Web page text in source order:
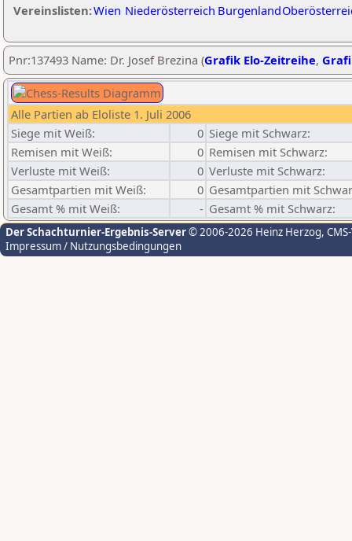
Vereinslisten:Wien Niederösterreich Burgenland
Pnr:137493 Name: Dr. Josef Brezina (Grafik Elo-Zeitreihe,
Alle Partien ab Eloliste 1. Juli 2006
Siege mit Weiß:
0 Siege mit Schwarz:
Remisen mit Weiß:
0 Remisen mit Schwarz:
Verluste mit Weiß:
0 Verluste mit Schwarz:
Gesamtpartien mit Weiß:
0 Gesamtpartien mit
Gesamt % mit Weiß:
- Gesamt % mit Schwarz:
Der Schachturnier-Ergebnis-Server© 2006-2026 Heinz Herzog,
Impressum / Nutzungsbedingungen